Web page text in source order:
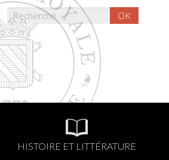
OK
HISTOIRE ET LITTÉRATURE